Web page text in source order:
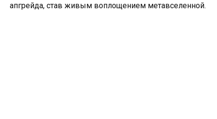
апгрейда, став живым воплощением метавселенной.